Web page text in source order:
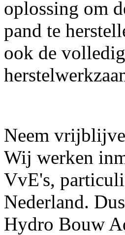
oplossing om
pand te
ook de
Neem
Wij werken
VvE's,
Nederland.
Hydro Bouw